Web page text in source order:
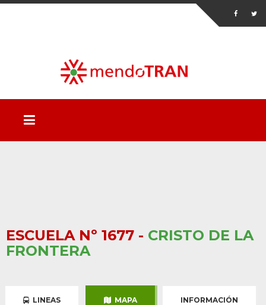
ESCUELA Nº 1677 - CRISTO DE LA
FRONTERA
LINEAS MAPA INFORMACIÓN